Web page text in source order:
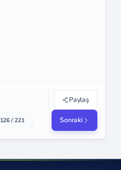
Paylaş
126 / 221 Sonraki